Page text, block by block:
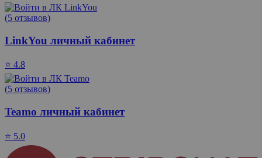
(5 отзывов)
LinkYou личный кабинет
⭐ 4.8
(5 отзывов)
Teamo личный кабинет
⭐ 5.0